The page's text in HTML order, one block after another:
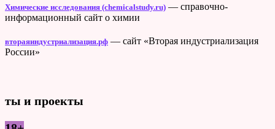
Химические исследования (chemicalstudy.ru) — справочно-
информационный сайт о химии
втораяиндустриализация.рф — сайт «Вторая индустриализация
России»
ты и проекты